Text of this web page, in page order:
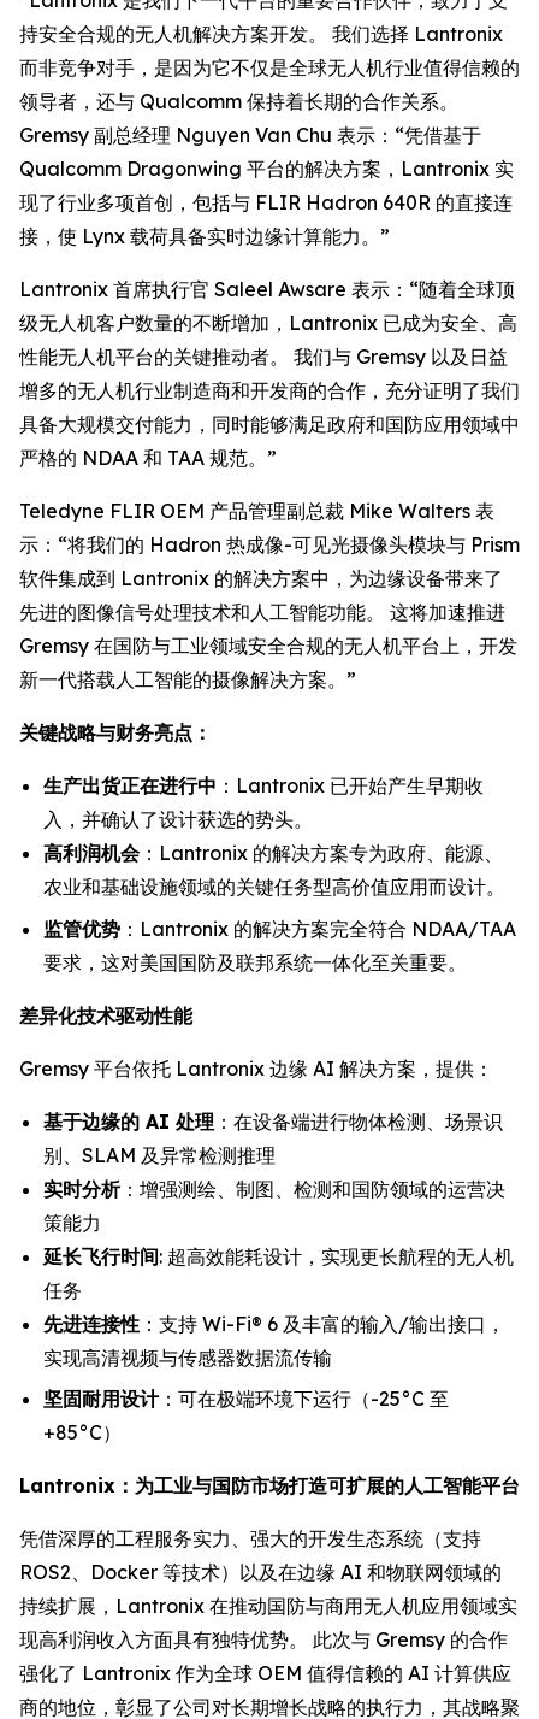
持安全合规的无人机解决方案开发。 我们选择 Lantronix
而非竞争对手，是因为它不仅是全球无人机行业值得信赖的
领导者，还与 Qualcomm 保持着长期的合作关系。
Gremsy 副总经理 Nguyen Van Chu 表示：“凭借基于
Qualcomm Dragonwing 平台的解决方案，Lantronix 实
现了行业多项首创，包括与 FLIR Hadron 640R 的直接连
接，使 Lynx 载荷具备实时边缘计算能力。”
Lantronix 首席执行官 Saleel Awsare 表示：“随着全球顶
级无人机客户数量的不断增加，Lantronix 已成为安全、高
性能无人机平台的关键推动者。 我们与 Gremsy 以及日益
增多的无人机行业制造商和开发商的合作，充分证明了我们
具备大规模交付能力，同时能够满足政府和国防应用领域中
严格的 NDAA 和 TAA 规范。”
Teledyne FLIR OEM 产品管理副总裁 Mike Walters 表
示：“将我们的 Hadron 热成像-可见光摄像头模块与 Prism
软件集成到 Lantronix 的解决方案中，为边缘设备带来了
先进的图像信号处理技术和人工智能功能。 这将加速推进
Gremsy 在国防与工业领域安全合规的无人机平台上，开发
新一代搭载人工智能的摄像解决方案。”
关键战略与财务亮点：
生产出货正在进行中 ：Lantronix 已开始产生早期收
入，并确认了设计获选的势头。
高利润机会：Lantronix 的解决方案专为政府、能源、
农业和基础设施领域的关键任务型高价值应用而设计。
监管优势 ：Lantronix 的解决方案完全符合 NDAA/TAA
要求，这对美国国防及联邦系统一体化至关重要。
差异化技术驱动性能
Gremsy 平台依托 Lantronix 边缘 AI 解决方案，提供：
基于边缘的 AI 处理 ：在设备端进行物体检测、场景识
别、SLAM 及异常检测推理
实时分析：增强测绘、制图、检测和国防领域的运营决
策能力
延长飞行时间: 超高效能耗设计，实现更长航程的无人机
任务
先进连接性 ：支持 Wi-Fi® 6 及丰富的输入/输出接口，
实现高清视频与传感器数据流传输
坚固耐用设计：可在极端环境下运行（-25°C 至
+85°C）
Lantronix：为工业与国防市场打造可扩展的人工智能平台
凭借深厚的工程服务实力、强大的开发生态系统（支持
ROS2、Docker 等技术）以及在边缘 AI 和物联网领域的
持续扩展，Lantronix 在推动国防与商用无人机应用领域实
现高利润收入方面具有独特优势。 此次与 Gremsy 的合作
强化了 Lantronix 作为全球 OEM 值得信赖的 AI 计算供应
商的地位，彰显了公司对长期增长战略的执行力，其战略聚